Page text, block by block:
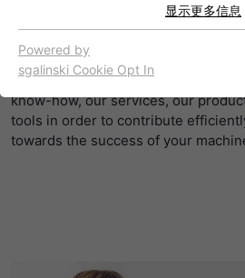
We get involved from the start
(electrics/electronics) for our
And we also accompany them for
these machines. During the
know-how, our services, our
tools in order to contribute
towards the success of your
网站的基本功能需要基本cookies，以
名字 cookie_optin
提供者 TYPO3
出于统计目的的Cookies
这些cookies用于确定访问和访问我们
显示更多信息
Powered by
sgalinski Cookie Opt In